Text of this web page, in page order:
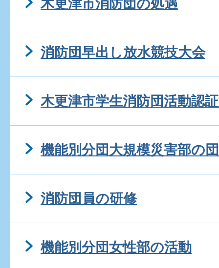
木更津市消防団の処遇
消防団早出し放水競技大会
木更津市学生消防団活動認
機能別分団大規模災害部の
消防団員の研修
機能別分団女性部の活動